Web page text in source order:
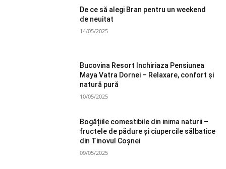
De ce să alegi Bran pentru un weekend
de neuitat
14/05/2025
Bucovina Resort Inchiriaza Pensiunea
Maya Vatra Dornei – Relaxare, confort și
natură pură
10/05/2025
Bogățiile comestibile din inima naturii –
fructele de pădure și ciupercile sălbatice
din Tinovul Coșnei
09/05/2025